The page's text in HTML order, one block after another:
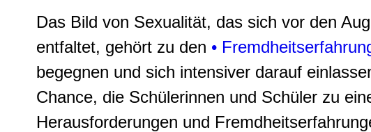
Das Bild von Sexualität, das sich vor den
entfaltet, gehört zu den •
begegnen und sich intensiver darauf
Chance, die Schülerinnen und Schüler zu
Herausforderungen und